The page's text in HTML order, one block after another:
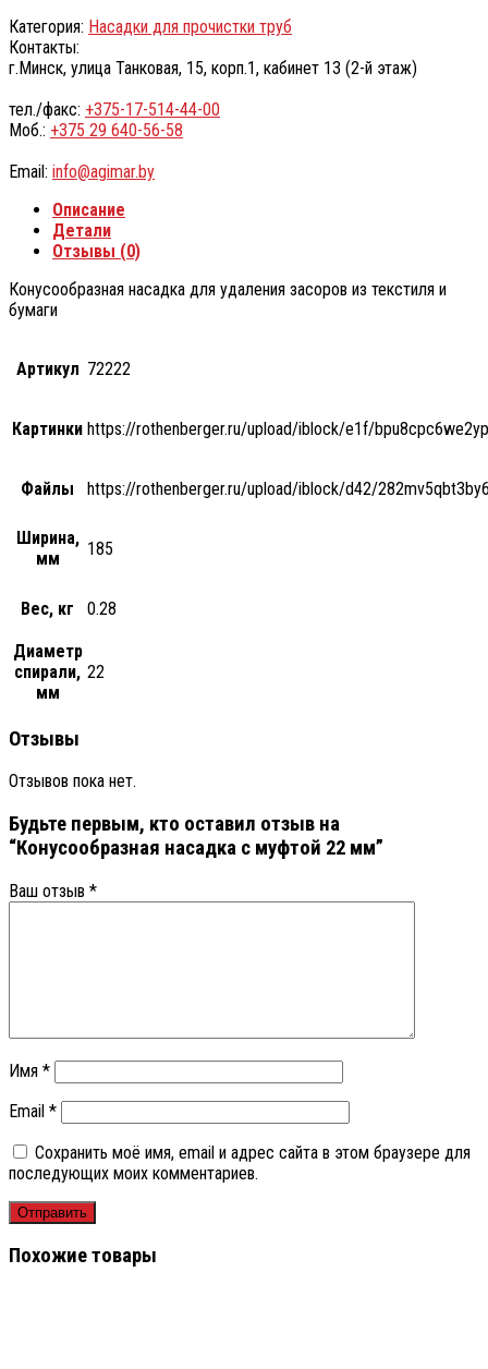
Категория: Насадки для прочистки труб
Контакты:
г.Минск, улица Танковая, 15, корп.1, кабинет 13 (2-й этаж)
тел./факс: +375-17-514-44-00
Моб.: +375 29 640-56-58
Email: info@agimar.by
Описание
Детали
Отзывы (0)
Конусообразная насадка для удаления засоров из текстиля и
бумаги
Артикул 72222
Картинки https://rothenberger.ru/upload/iblock/e1f/
Файлы https://rothenberger.ru/upload/iblock/d42/
Ширина,
мм
185
Вес, кг 0.28
Диаметр
спирали,
мм
22
Отзывы
Отзывов пока нет.
Будьте первым, кто оставил отзыв на
“Конусообразная насадка с муфтой 22 мм”
Ваш отзыв *
Имя *
Email *
Сохранить моё имя, email и адрес сайта в этом браузере для
последующих моих комментариев.
Похожие товары